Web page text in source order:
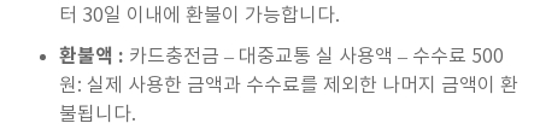
터 30일 이내에 환불이 가능합니다.
환불액 : 카드충전금 – 대중교통 실 사용액 – 수수료 500
원: 실제 사용한 금액과 수수료를 제외한 나머지 금액이 환
불됩니다.